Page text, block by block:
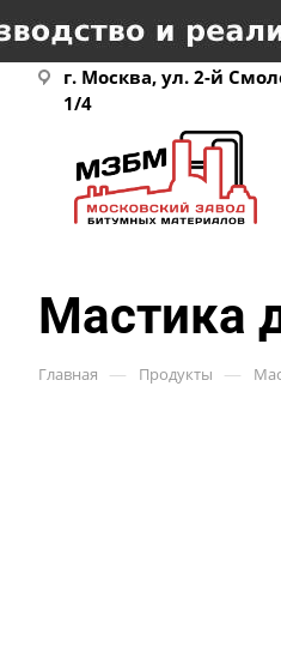
г. Москва, ул. 2-й
1/4
Мастика
Главная — Продукты —